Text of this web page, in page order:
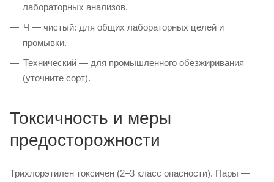
лабораторных анализов.
Ч — чистый: для общих лабораторных целей и
промывки.
Технический — для промышленного обезжиривания
(уточните сорт).
Токсичность и меры
предосторожности
Трихлорэтилен токсичен (2–3 класс опасности). Пары —